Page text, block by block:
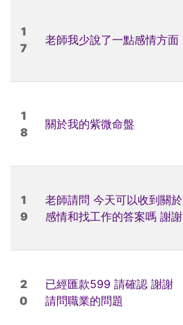
1
7
老師我少說了一點感情方面
1
8
關於我的紫微命盤
1
9
老師請問 今天可以收到關於
感情和找工作的答案嗎 謝謝
2
0
已經匯款599 請確認 謝謝
請問職業的問題